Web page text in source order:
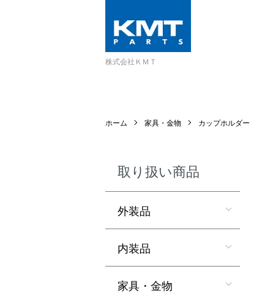
株式会社ＫＭＴ
ホーム 家具・金物 カップホルダー
取り扱い商品
外装品
内装品
家具・金物